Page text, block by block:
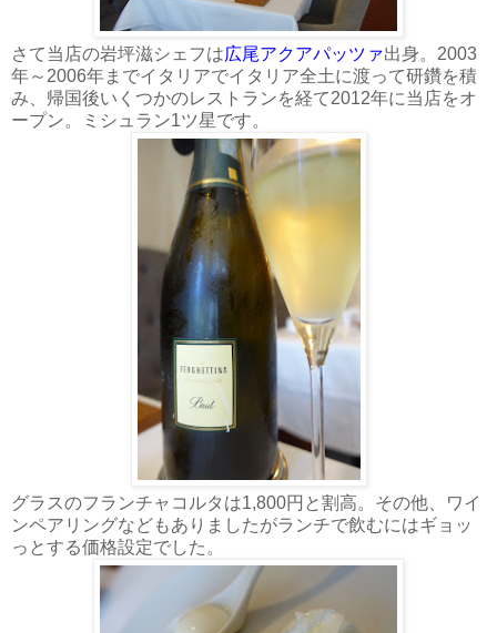
さて当店の岩坪滋シェフは広尾アクアパッツァ出身。2003
年～2006年までイタリアでイタリア全土に渡って研鑽を積
み、帰国後いくつかのレストランを経て2012年に当店をオ
ープン。ミシュラン1ツ星です。
グラスのフランチャコルタは1,800円と割高。その他、ワイ
ンペアリングなどもありましたがランチで飲むにはギョッ
っとする価格設定でした。